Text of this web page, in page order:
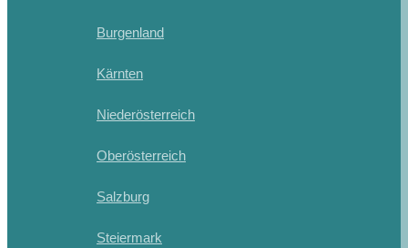
Burgenland
Kärnten
Niederösterreich
Oberösterreich
Salzburg
Steiermark